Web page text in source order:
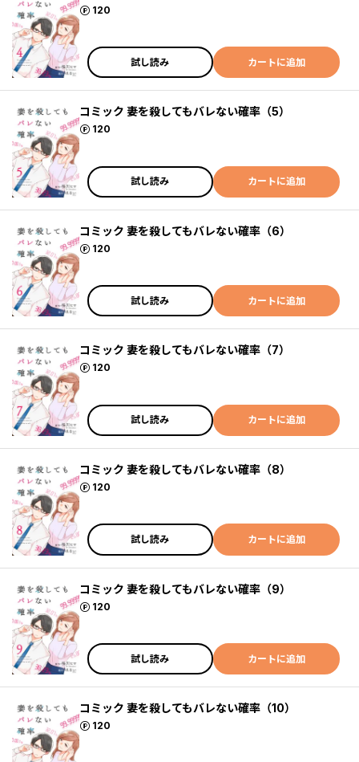
120
ポイント
試し読み カートに追加
コミック 妻を殺してもバレない確率（5）
120
ポイント
試し読み カートに追加
コミック 妻を殺してもバレない確率（6）
120
ポイント
試し読み カートに追加
コミック 妻を殺してもバレない確率（7）
120
ポイント
試し読み カートに追加
コミック 妻を殺してもバレない確率（8）
120
ポイント
試し読み カートに追加
コミック 妻を殺してもバレない確率（9）
120
ポイント
試し読み カートに追加
コミック 妻を殺してもバレない確率（10）
120
ポイント